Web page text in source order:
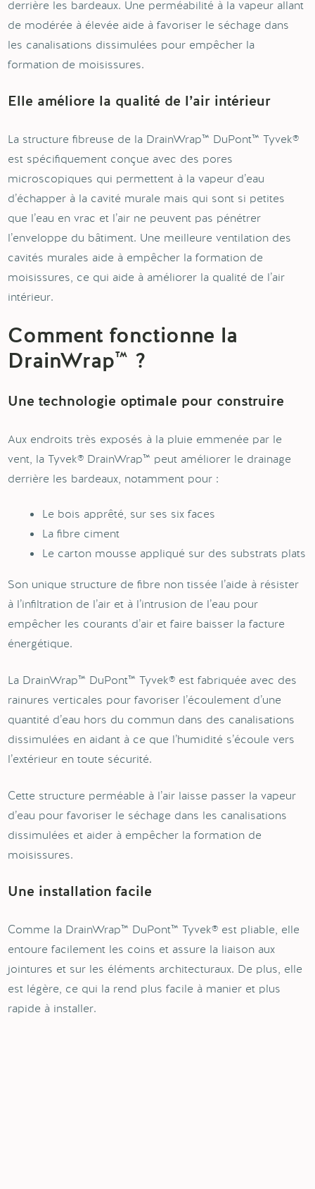
derrière les bardeaux. Une perméabilité à la vapeur allant
de modérée à élevée aide à favoriser le séchage dans
les canalisations dissimulées pour empêcher la
formation de moisissures.
Elle améliore la qualité de l’air intérieur
La structure fibreuse de la DrainWrap™ DuPont™ Tyvek®
est spécifiquement conçue avec des pores
microscopiques qui permettent à la vapeur d’eau
d’échapper à la cavité murale mais qui sont si petites
que l’eau en vrac et l’air ne peuvent pas pénétrer
l’enveloppe du bâtiment. Une meilleure ventilation des
cavités murales aide à empêcher la formation de
moisissures, ce qui aide à améliorer la qualité de l’air
intérieur.
Comment fonctionne la
DrainWrap™ ?
Une technologie optimale pour construire
Aux endroits très exposés à la pluie emmenée par le
vent, la Tyvek® DrainWrap™ peut améliorer le drainage
derrière les bardeaux, notamment pour :
Le bois apprêté, sur ses six faces
La fibre ciment
Le carton mousse appliqué sur des substrats plats
Son unique structure de fibre non tissée l’aide à résister
à l’infiltration de l’air et à l’intrusion de l’eau pour
empêcher les courants d’air et faire baisser la facture
énergétique.
La DrainWrap™ DuPont™ Tyvek® est fabriquée avec des
rainures verticales pour favoriser l’écoulement d’une
quantité d’eau hors du commun dans des canalisations
dissimulées en aidant à ce que l’humidité s’écoule vers
l’extérieur en toute sécurité.
Cette structure perméable à l’air laisse passer la vapeur
d’eau pour favoriser le séchage dans les canalisations
dissimulées et aider à empêcher la formation de
moisissures.
Une installation facile
Comme la DrainWrap™ DuPont™ Tyvek® est pliable, elle
entoure facilement les coins et assure la liaison aux
jointures et sur les éléments architecturaux. De plus, elle
est légère, ce qui la rend plus facile à manier et plus
rapide à installer.